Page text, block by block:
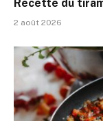
Recette du
2 août 2026